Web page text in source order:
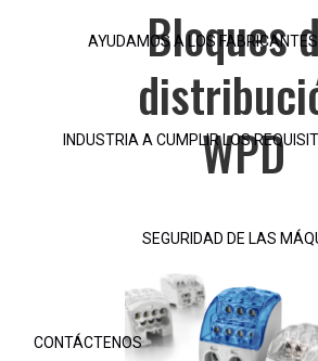
AYUDAMOS A LOS
INDUSTRIA A CUMPLIR LOS
SEGURIDAD DE LAS
CONTÁCTENOS
Bloques
WPD